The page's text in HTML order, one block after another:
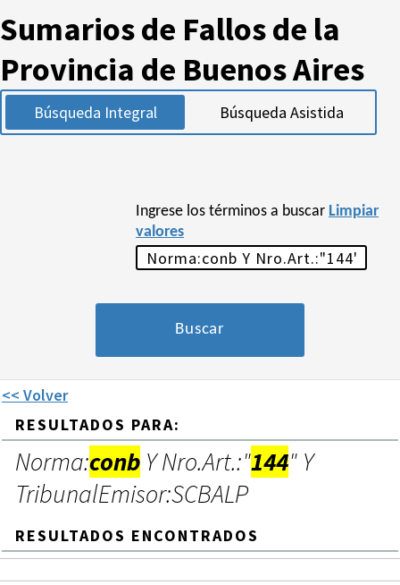
Sumarios de Fallos de la
Provincia de Buenos Aires
Búsqueda Integral Búsqueda Asistida
Ingrese los términos a buscar Limpiar
valores
<< Volver
RESULTADOS PARA:
Norma:conb Y Nro.Art.:"144" Y
TribunalEmisor:SCBALP
RESULTADOS ENCONTRADOS